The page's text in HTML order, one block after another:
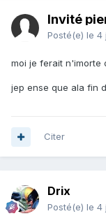
Invité
Posté(e) le 4
moi je ferait n'imorte
jep ense que ala fin
Citer
Drix
Posté(e) le 4